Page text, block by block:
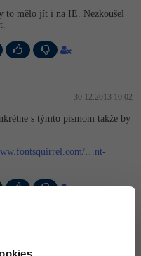
to mělo jít i na IE. Nezkoušel
30.12.2013 10:02
s týmto písmom takže by
…nt-
30.12.2013 10:34